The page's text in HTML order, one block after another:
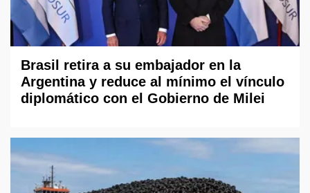
Brasil retira a su embajador en la
Argentina y reduce al mínimo el vínculo
diplomático con el Gobierno de Milei